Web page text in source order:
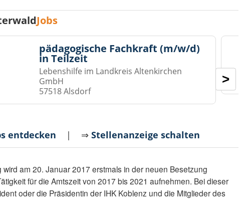
Jobs
pädagogische Fachkraft (m/w/d)
in Teilzeit
Lebenshilfe im Landkreis Altenkirchen
GmbH
57518 Alsdorf
>
entdecken | ⇒Stellenanzeige schalten
wird am 20. Januar 2017 erstmals in der neuen Besetzung
für die Amtszeit von 2017 bis 2021 aufnehmen. Bei dieser
oder die Präsidentin der IHK Koblenz und die Mitglieder des